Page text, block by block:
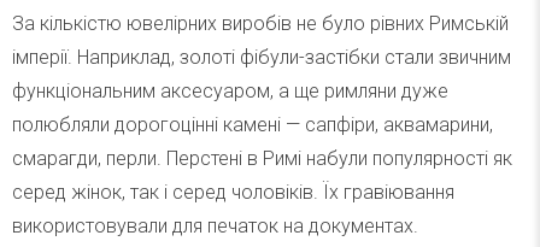
За кількістю ювелірних виробів не було рівних Римській
імперії. Наприклад, золоті фібули-застібки стали звичним
функціональним аксесуаром, а ще римляни дуже
полюбляли дорогоцінні камені — сапфіри, аквамарини,
смарагди, перли. Перстені в Римі набули популярності як
серед жінок, так і серед чоловіків. Їх гравіювання
використовували для печаток на документах.